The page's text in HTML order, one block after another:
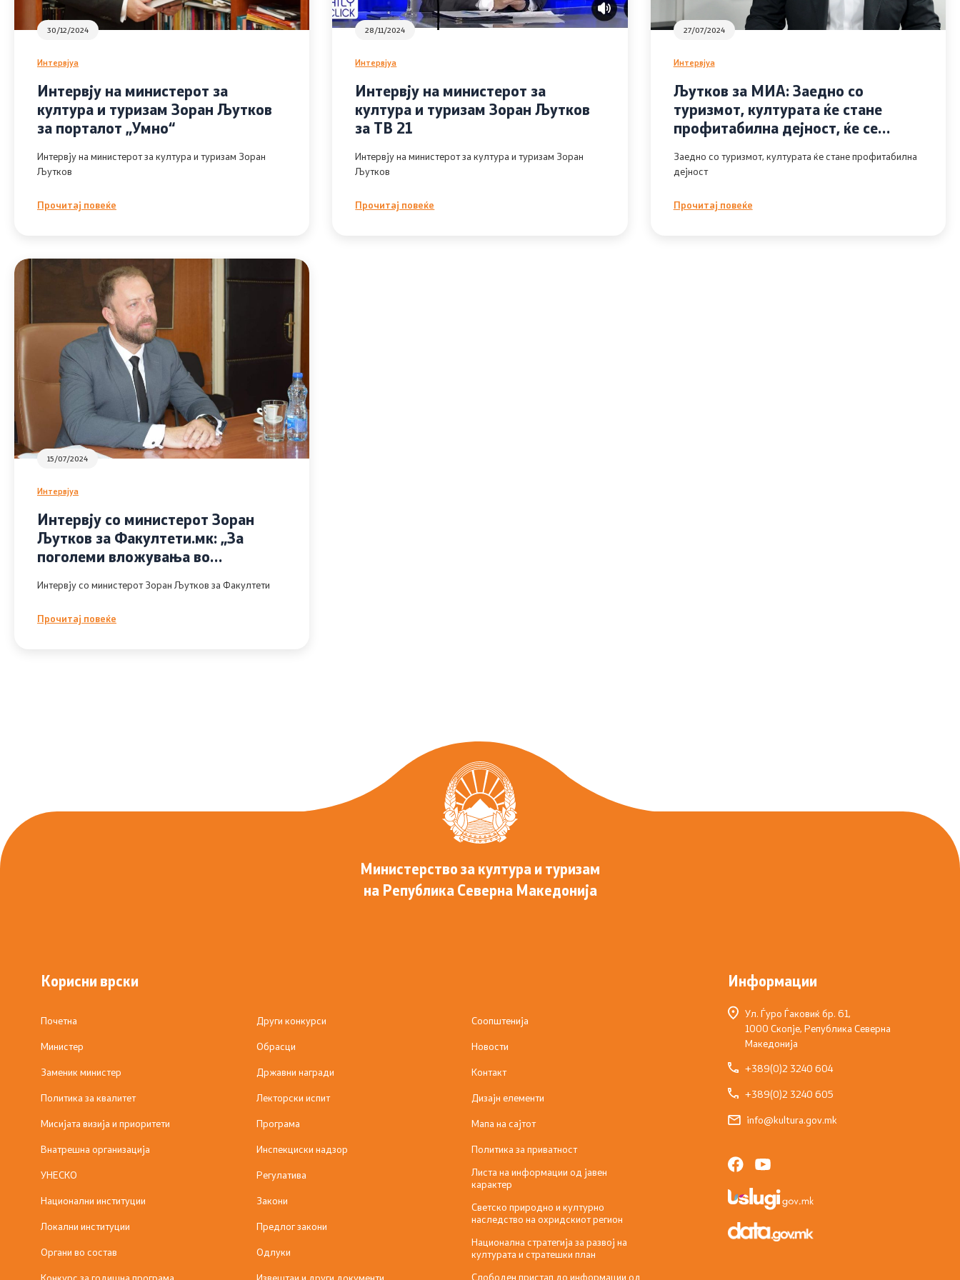
Национална стратегија за развој на
од ЈК - барања и одговори
30/12/2024
Интервјуа
Интервју на министерот за
култура и туризам Зоран Љутков
за порталот „Умно“
Интервју на министерот за култура и туризам Зоран
Љутков
Прочитај повеќе
28/11/2024
Интервјуа
Интервју на министерот за
култура и туризам Зоран Љутков
за ТВ 21
Интервју на министерот за култура и туризам Зоран
Љутков
Прочитај повеќе
27/07/2024
Интервјуа
Љутков за МИА: Заедно со
туризмот, културата ќе стане
профитабилна дејност, ќе се
транзитниот туризам
Заедно со туризмот, културата ќе стане профитабилна
дејност
Прочитај повеќе
15/07/2024
Интервјуа
Интервју со министерот Зоран
Љутков за Факултети.мк: „За
поголеми вложувања во
денар од акцизата за дизел –
горивата“
Интервју со министерот Зоран Љутков за Факултети
Прочитај повеќе
Министерство за култура и туризам
на Република Северна Македонија
Корисни врски
Почетна
Министер
Заменик министер
Политика за квалитет
Мисијата визија и приоритети
Внатрешна организација
УНЕСКО
Национални институции
Локални институции
Органи во состав
Други конкурси
Обрасци
Државни награди
Лекторски испит
Програма
Инспекциски надзор
Регулатива
Закони
Предлог закони
Одлуки
Соопштенија
Новости
Контакт
Дизајн елементи
Мапа на сајтот
Политика за приватност
Листа на информации од јавен
карактер
Светско природно и културно
наследство на охридскиот регион
Национална стратегија за развој на
културата и стратешки план
Слободен пристап до информации од
Информации
Ул. Ѓуро Ѓаковиќ бр. 61,
1000 Скопје, Република Северна
Македонија
+389(0)2 3240 604
+389(0)2 3240 605
info@kultura.gov.mk